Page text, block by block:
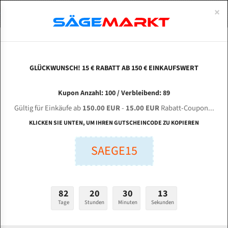
EVERISING VB 0405-25 für 4670 mm Bi-Metall
Bandsägeblätter
Länge (mm):
Stärken + Zahnteilung:
mm
ABOUTS
ENGLISH
Bi-Metall Meterware
Fleischerei Bandsägeblätter
Bandmesser Glatt Meterware
Konvex Meterware
×
GLÜCKWUNSCH! 15 € RABATT AB 150 € EINKAUFSWERT
Kupon Anzahl: 100 / Verbleibend: 89
Gültig für Einkäufe ab150.00 EUR- 15.00 EURRabatt-Coupon...
KLICKEN SIE UNTEN, UM IHREN GUTSCHEINCODE ZU KOPIEREN
SAEGE15
82
Tage
20
Stunden
30
Minuten
12
Sekunden